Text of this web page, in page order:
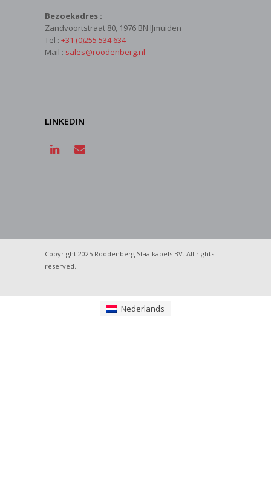
Bezoekadres :
Zandvoortstraat 80, 1976 BN IJmuiden
Tel : +31 (0)255 534 634
Mail : sales@roodenberg.nl
LINKEDIN
Copyright 2025 Roodenberg Staalkabels BV. All rights
reserved.
Nederlands